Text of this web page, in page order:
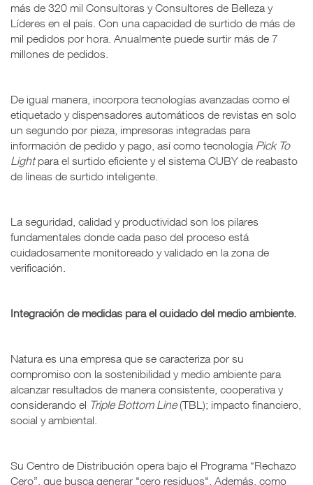
más de 320 mil Consultoras y Consultores de Belleza y
Líderes en el país. Con una capacidad de surtido de más de
mil pedidos por hora. Anualmente puede surtir más de 7
millones de pedidos.
De igual manera, incorpora tecnologías avanzadas como el
etiquetado y dispensadores automáticos de revistas en solo
un segundo por pieza, impresoras integradas para
información de pedido y pago, así como tecnología Pick To
Lightpara el surtido eficiente y el sistema CUBY de reabasto
de líneas de surtido inteligente.
La seguridad, calidad y productividad son los pilares
fundamentales donde cada paso del proceso está
cuidadosamente monitoreado y validado en la zona de
verificación.
Integración de medidas para el cuidado del medio ambiente.
Natura es una empresa que se caracteriza por su
compromiso con la sostenibilidad y medio ambiente para
alcanzar resultados de manera consistente, cooperativa y
considerando el Triple Bottom Line(TBL); impacto financiero,
social y ambiental.
Su Centro de Distribución opera bajo el Programa “Rechazo
Cero”, que busca generar "cero residuos". Además, como